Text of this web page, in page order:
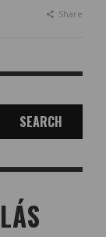
Share